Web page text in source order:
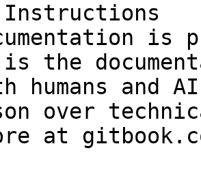
Instructions
is
is the
humans and
over
at